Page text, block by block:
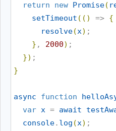
return
new Promise(
setTimeout ( ( ) => {
resolve(x) ;
} , 2000) ;
})
}
async function
var x = await
console. log (x)